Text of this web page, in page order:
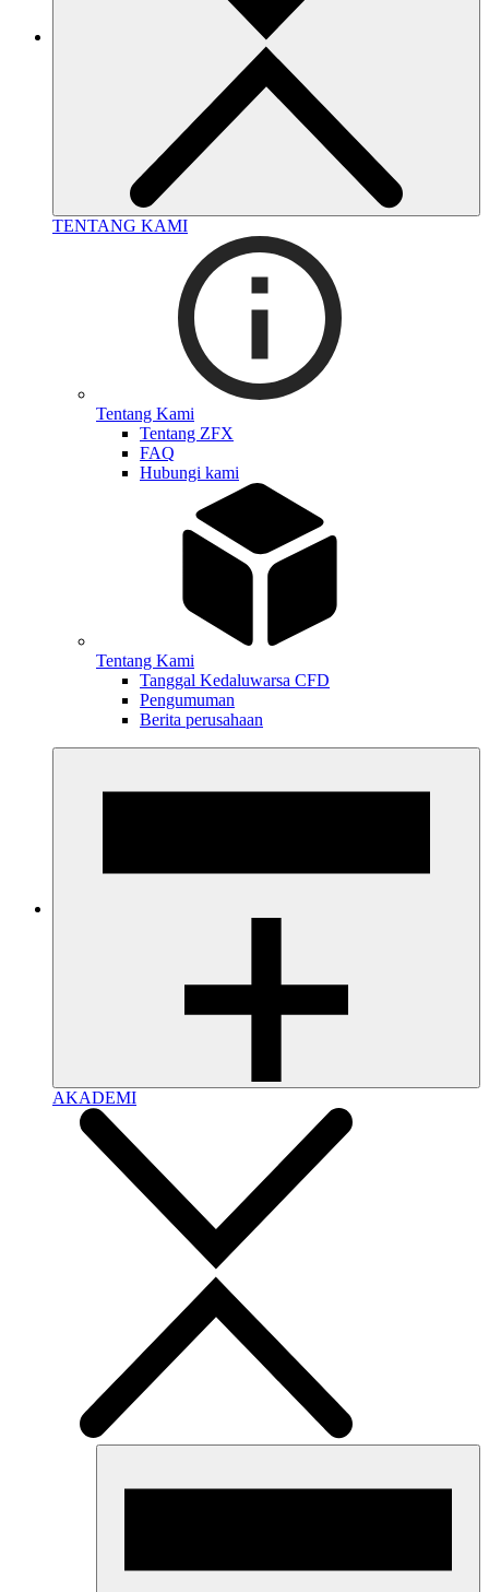
TENTANG KAMI
Tentang Kami
Tentang ZFX
FAQ
Hubungi kami
Tentang Kami
Tanggal Kedaluwarsa CFD
Pengumuman
Berita perusahaan
AKADEMI